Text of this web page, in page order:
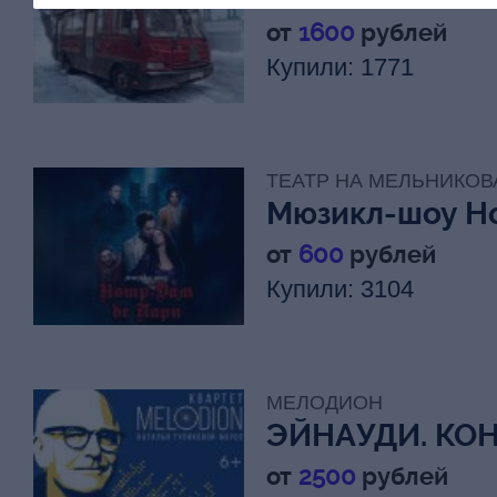
БИС. Булгаков
от 1600 рублей
Купили: 1771
ТЕАТР НА
Мюзикл-шоу
Пари
от 600 рублей
Купили: 3104
МЕЛОДИОН
ЭЙНАУДИ.
СВЕЧАХ
от 2500 рублей